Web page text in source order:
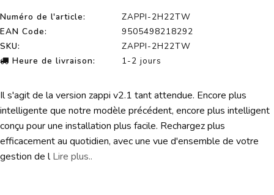
Numéro de l'article:
ZAPPI-2H22TW
EAN Code:
9505498218292
SKU:
ZAPPI-2H22TW
Heure de livraison:
1-2 jours
Il s'agit de la version zappi v2.1 tant attendue. Encore plus
intelligente que notre modèle précédent, encore plus intelligent
conçu pour une installation plus facile. Rechargez plus
efficacement au quotidien, avec une vue d'ensemble de votre
gestion de lLire plus..